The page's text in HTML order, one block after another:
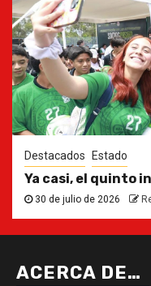
Destacados Estado
Ya casi, el quinto
30 de julio de 2026
ACERCA DE…